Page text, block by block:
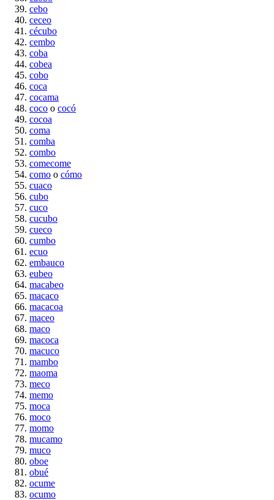
cebo
ceceo
cécubo
cembo
coba
cobea
cobo
coca
cocama
coco o cocó
cocoa
coma
comba
combo
comecome
como o cómo
cuaco
cubo
cuco
cucubo
cueco
cumbo
ecuo
embauco
eubeo
macabeo
macaco
macacoa
maceo
maco
macoca
macuco
mambo
maoma
meco
memo
moca
moco
momo
mucamo
muco
oboe
obué
ocume
ocumo